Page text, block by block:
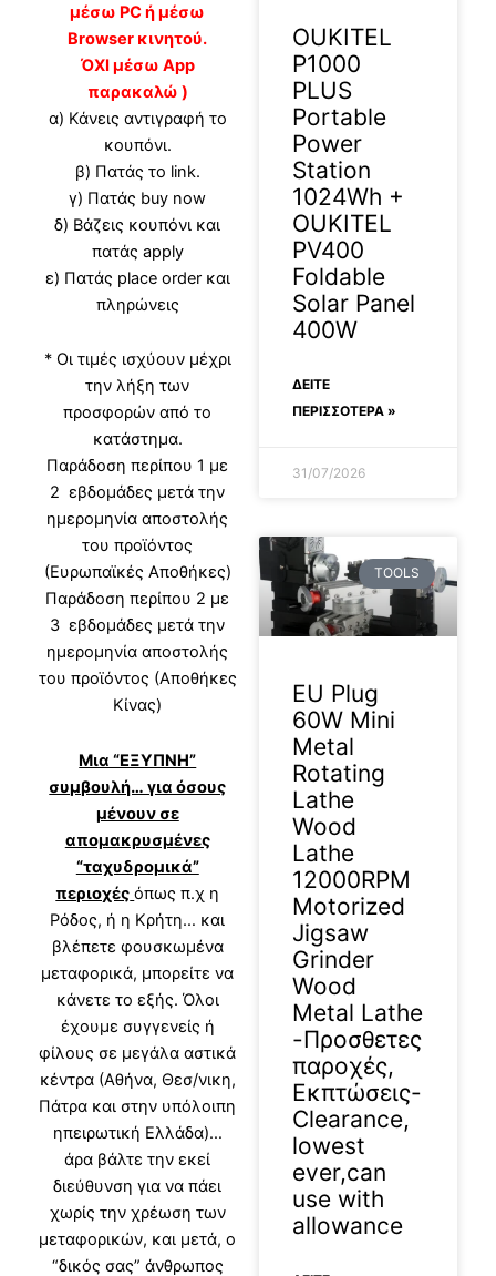
μέσω PC ή μέσω
Browser κινητού.
ΌΧΙ μέσω App
παρακαλώ )
α) Κάνεις αντιγραφή το
κουπόνι.
β) Πατάς το link.
γ) Πατάς buy now
δ) Βάζεις κουπόνι και
πατάς apply
ε) Πατάς place order και
πληρώνεις
* Οι τιμές ισχύουν μέχρι
την λήξη των
προσφορών από το
κατάστημα.
Παράδοση περίπου 1 με
2 εβδομάδες μετά την
ημερομηνία αποστολής
του προϊόντος
(Ευρωπαϊκές Αποθήκες)
Παράδοση περίπου 2 με
3 εβδομάδες μετά την
ημερομηνία αποστολής
του προϊόντος (Αποθήκες
Κίνας)
Μια “ΕΞΥΠΝΗ”
συμβουλή… για όσους
μένουν σε
απομακρυσμένες
“ταχυδρομικά”
περιοχές όπως π.χ η
Ρόδος, ή η Κρήτη… και
βλέπετε φουσκωμένα
μεταφορικά, μπορείτε να
κάνετε το εξής. Όλοι
έχουμε συγγενείς ή
φίλους σε μεγάλα αστικά
κέντρα (Αθήνα, Θεσ/νικη,
Πάτρα και στην υπόλοιπη
ηπειρωτική Ελλάδα)…
άρα βάλτε την εκεί
διεύθυνση για να πάει
χωρίς την χρέωση των
μεταφορικών, και μετά, ο
“δικός σας” άνθρωπος
OUKITEL
P1000
PLUS
Portable
Power
Station
1024Wh +
OUKITEL
PV400
Foldable
Solar Panel
400W
ΔΕΊΤΕ
ΠΕΡΙΣΣΟΤΕΡΑ »
31/07/2026
TOOLS
EU Plug
60W Mini
Metal
Rotating
Lathe
Wood
Lathe
12000RPM
Motorized
Jigsaw
Grinder
Wood
Metal Lathe
-Προσθετες
παροχές,
Εκπτώσεις-
Clearance,
lowest
ever,can
use with
allowance